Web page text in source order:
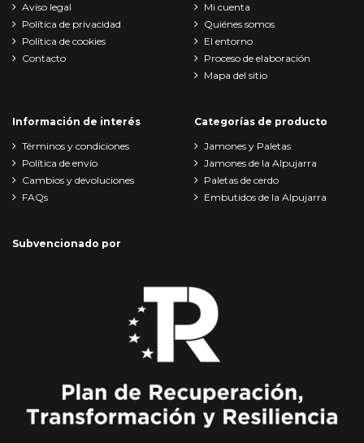
Aviso legal
Política de privacidad
Política de cookies
Contacto
Mi cuenta
Quiénes somos
El entorno
Proceso de elaboración
Mapa del sitio
Información de interés
Términos y condiciones
Política de envío
Cambios y devoluciones
FAQs
Categorías de producto
Jamones y Paletas
Jamones de la Alpujarra
Paletas de cerdo
Embutidos de la Alpujarra
Subvencionado por